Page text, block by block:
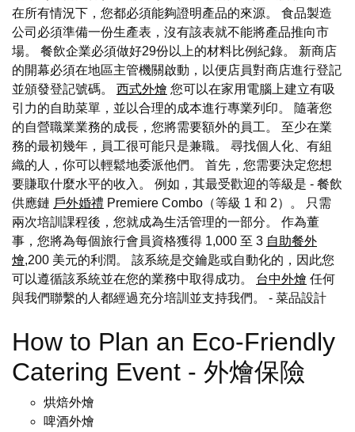
在所有情況下，您都必須能夠證明產品的來源。 食品製造
公司必須準備一份生產表，沒有該表就不能將產品推向市
場。 餐飲企業必須做好29份以上的材料比例紀錄。 新商店
的開幕必須在地區主管機關啟動，以便店員對商店進行登記
並頒發登記號碼。 西式外燴 您可以在家用電腦上建立有吸
引力的自助菜單，並以合理的成本進行專業列印。 隨著您
的自營職業業務的成長，您將需要額外的員工。 至少在業
務的最初幾年，員工很可能只是兼職。 尋找個人化、有組
織的人，你可以輕鬆地委派他們。 首先，您需要決定您想
要賺取什麼水平的收入。 例如，其最受歡迎的等級是 - 餐飲
供應鏈 戶外婚禮 Premiere Combo（等級 1 和 2）。 只需
兩次培訓課程後，您就成為生活管理的一部分。 作為董
事，您將為每個旅行會員資格獲得 1,000 至 3 自助餐外
燴,200 美元的利潤。 該系統是交鑰匙或自動化的，因此您
可以遵循該系統並在您的業務中取得成功。 台中外燴 任何
與我們聯繫的人都經過充分培訓並支持我們。 - 菜品設計
How to Plan an Eco-Friendly
Catering Event - 外燴保險
烘焙外燴
啤酒外燴